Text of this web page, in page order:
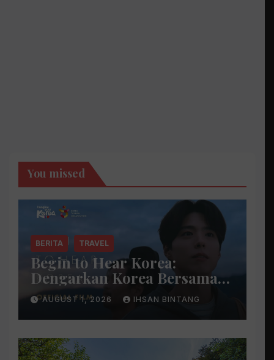
You missed
BERITA TRAVEL
Begin to Hear Korea:
Dengarkan Korea Bersama
Park Bo Gum
AUGUST 1, 2026 IHSAN BINTANG